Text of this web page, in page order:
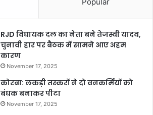
RJD विधायक दल का नेता बने तेजस्वी यादव,
चुनावी हार पर बैठक में सामने आए अहम
कारण
November 17, 2025
कोरबा: लकड़ी तस्करों ने दो वनकर्मियों को
बंधक बनाकर पीटा
November 17, 2025